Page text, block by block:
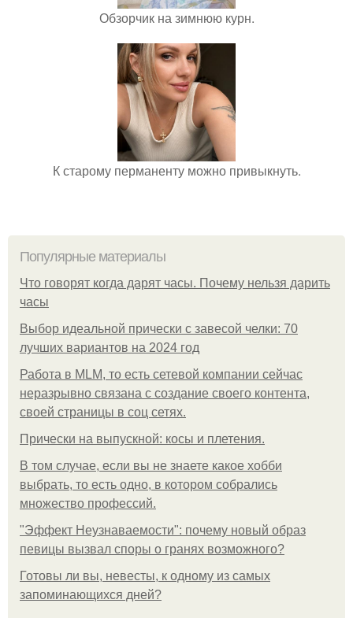
Обзорчик на зимнюю курн.
К старому перманенту можно привыкнуть.
Популярные материалы
Что говорят когда дарят часы. Почему нельзя дарить
часы
Выбор идеальной прически с завесой челки: 70
лучших вариантов на 2024 год
Работа в MLM, то есть сетевой компании сейчас
неразрывно связана с создание своего контента,
своей страницы в соц сетях.
Прически на выпускной: косы и плетения.
В том случае, если вы не знаете какое хобби
выбрать, то есть одно, в котором собрались
множество профессий.
"Эффект Неузнаваемости": почему новый образ
певицы вызвал споры о гранях возможного?
Готовы ли вы, невесты, к одному из самых
запоминающихся дней?